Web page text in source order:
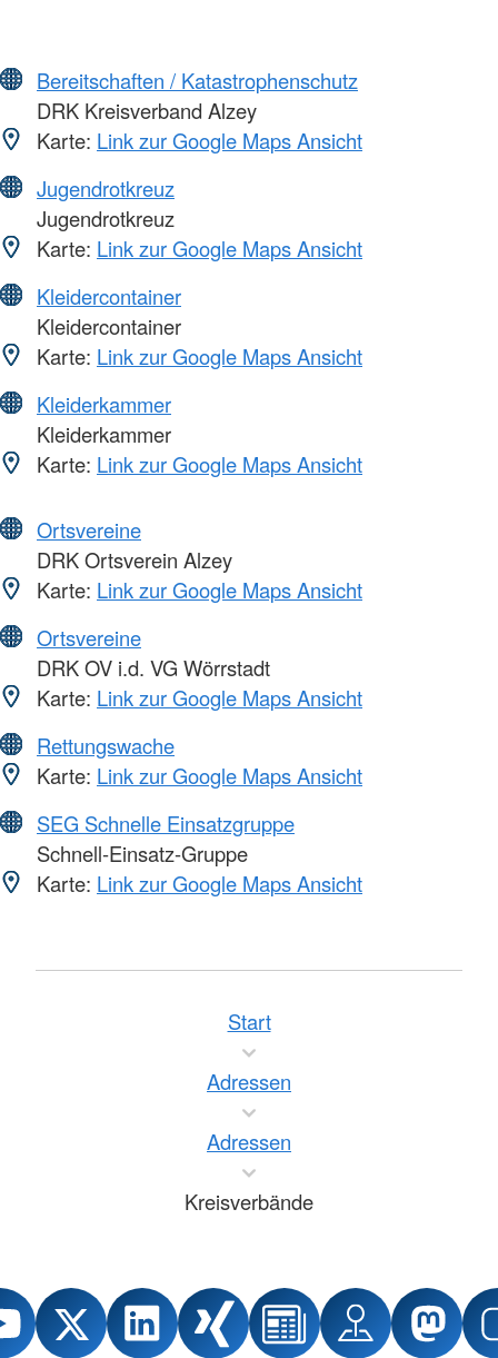
Bereitschaften / Katastrophenschutz
DRK Kreisverband Alzey
Karte: Link zur Google Maps Ansicht
Jugendrotkreuz
Jugendrotkreuz
Karte: Link zur Google Maps Ansicht
Kleidercontainer
Kleidercontainer
Karte: Link zur Google Maps Ansicht
Kleiderkammer
Kleiderkammer
Karte: Link zur Google Maps Ansicht
Ortsvereine
DRK Ortsverein Alzey
Karte: Link zur Google Maps Ansicht
Ortsvereine
DRK OV i.d. VG Wörrstadt
Karte: Link zur Google Maps Ansicht
Rettungswache
Karte: Link zur Google Maps Ansicht
SEG Schnelle Einsatzgruppe
Schnell-Einsatz-Gruppe
Karte: Link zur Google Maps Ansicht
Start
Adressen
Adressen
Kreisverbände